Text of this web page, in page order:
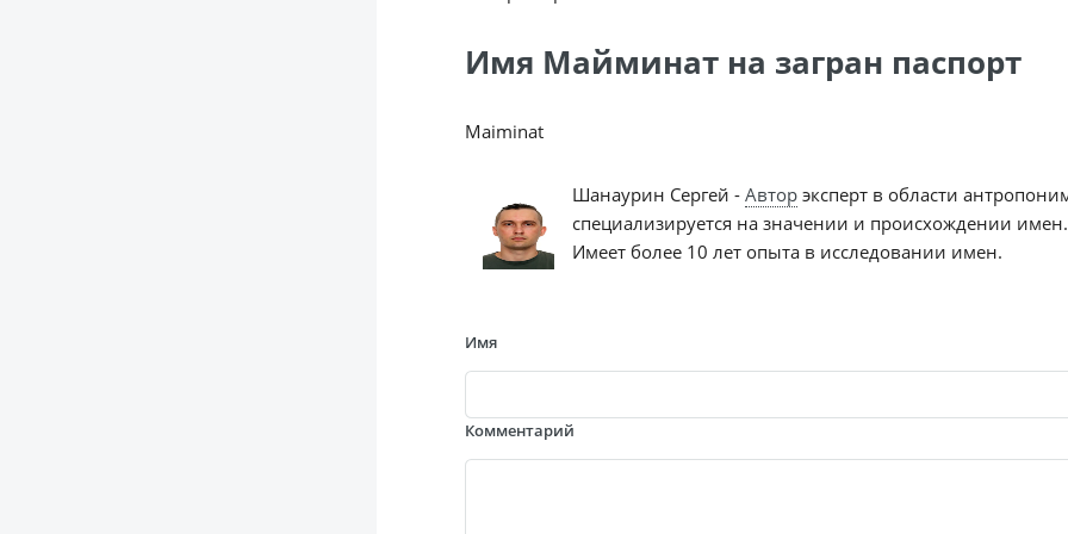
Имя Майминат на загран паспорт
Maiminat
Шанаурин Сергей - Авторэксперт в области
специализируется на значении и происхождении имен.
Имеет более 10 лет опыта в исследовании имен.
Имя
Комментарий